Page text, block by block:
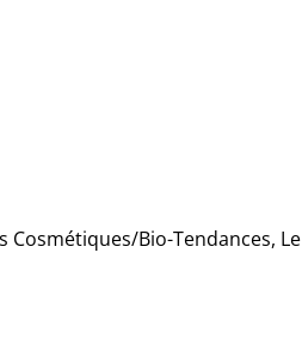
Cosmétiques/Bio-Tendances, Le